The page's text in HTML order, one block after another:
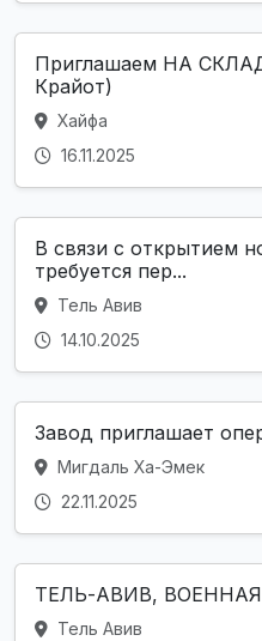
Приглашаем НА
Крайот)
Хайфа
16.11.2025
В связи с открытием
требуется пер...
Тель Авив
14.10.2025
Завод приглашает
Мигдаль Ха-Эмек
22.11.2025
ТЕЛЬ-АВИВ,
Тель Авив